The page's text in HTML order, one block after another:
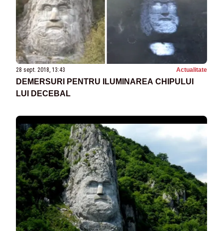
28 sept. 2018, 13:43 Actualitate
DEMERSURI PENTRU ILUMINAREA CHIPULUI
LUI DECEBAL